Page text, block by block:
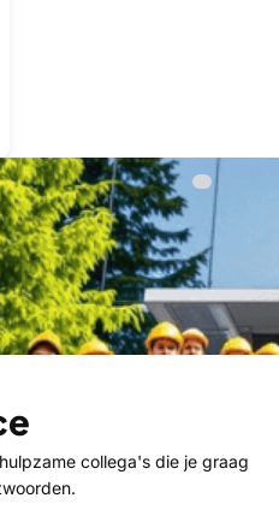
collega's die je graag